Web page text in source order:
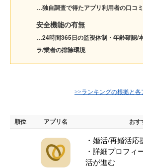
…独自調査で得たアプリ利用者の口コ
安全機能の有無
…24時間365日の監視体制・年齢確認/
ラ/業者の排除環境
>>ランキングの根拠と
順位 アプリ名 おす
・婚活/再婚活応
・詳細プロフィ
活が進む